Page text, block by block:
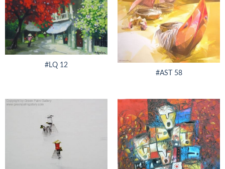
#LQ 12
#AST 58